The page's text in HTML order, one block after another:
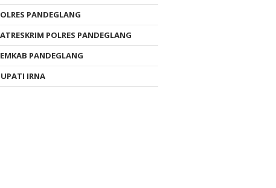
PANDEGLANG
POLRES PANDEGLANG
PANDEGLANG
IRNA